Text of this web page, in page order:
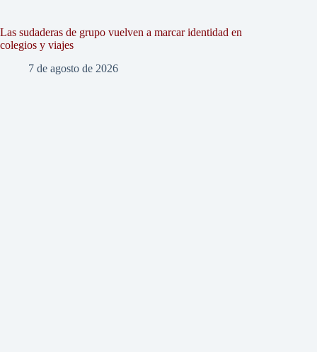
Las sudaderas de grupo vuelven a marcar identidad en
colegios y viajes
7 de agosto de 2026